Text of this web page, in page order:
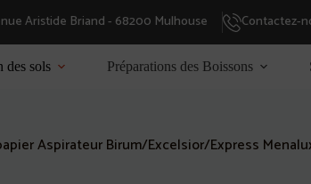
Aristide Briand - 68200 Mulhouse Contactez-
des sols Préparations des Boissons
Aspirateur Birum/Excelsior/Express